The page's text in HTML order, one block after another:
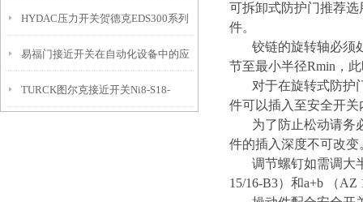
位开关、泄压阀等
HYDAC压力开关贺德克EDS300系列
传感器拆解分析
易福门接近开关在自动化设备中的应
用
TURCK图尔克接近开关Ni8-S18-
可拆卸式防护门推荐选
件。
铰链的旋转轴必须处
节至最小半径Rmin，
对于在旋转式防护门
件可以插入至安全开
为了防止松动请务必
件的插入深度不可改变
调节螺钉如需调大半
15/16-B3）和a+b （